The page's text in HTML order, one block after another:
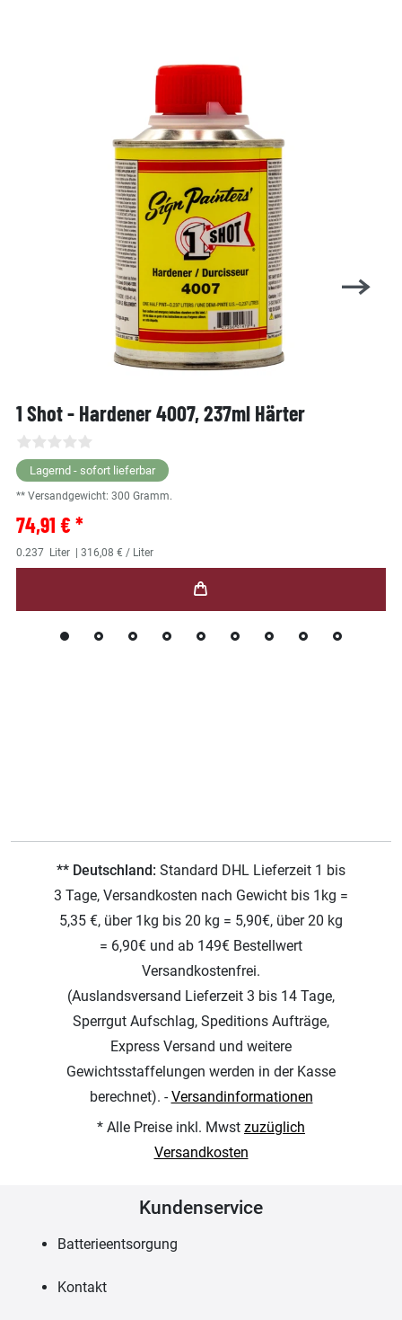
1 Shot - Hardener 4007, 237ml Härter
Lagernd - sofort lieferbar
** Versandgewicht: 300 Gramm.
74,91 € *
0.237 Liter | 316,08 € / Liter
** Deutschland: Standard DHL Lieferzeit 1 bis
3 Tage, Versandkosten nach Gewicht bis 1kg =
5,35 €, über 1kg bis 20 kg = 5,90€, über 20 kg
= 6,90€ und ab 149€ Bestellwert
Versandkostenfrei.
(Auslandsversand Lieferzeit 3 bis 14 Tage,
Sperrgut Aufschlag, Speditions Aufträge,
Express Versand und weitere
Gewichtsstaffelungen werden in der Kasse
berechnet). -Versandinformationen
* Alle Preise inkl. Mwst zuzüglich
Versandkosten
Kundenservice
Batterieentsorgung
Kontakt